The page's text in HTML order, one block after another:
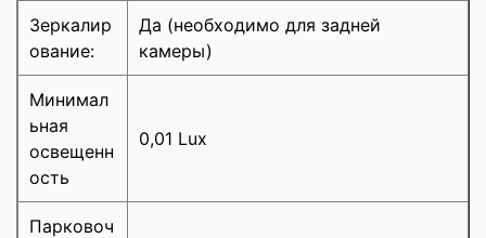
Зеркалир
ование:
Да (необходимо для задней
камеры)
Минимал
ьная
освещенн
ость
0,01 Lux
Парковоч